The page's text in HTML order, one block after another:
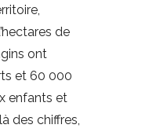
de
ont
et 60 000
enfants et
des chiffres,